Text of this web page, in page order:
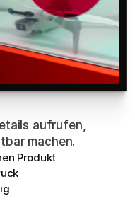
aufrufen,
machen.
Produkt